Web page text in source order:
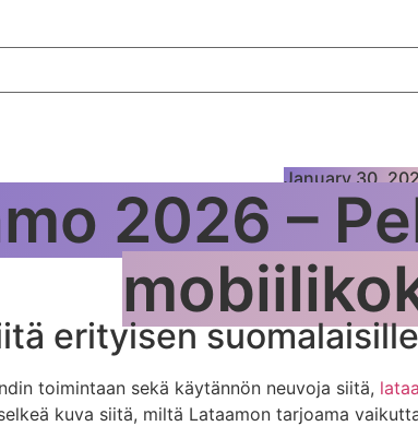
January 30,
2026 –
erityisen
toimintaan sekä käytännön neuvoja siitä,
kuva siitä, miltä Lataamon tarjoama